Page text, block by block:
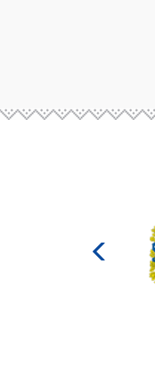
культуры
Российской